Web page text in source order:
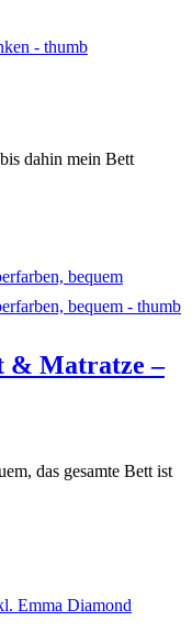
dahin mein Bett
Matratze –
das gesamte Bett ist